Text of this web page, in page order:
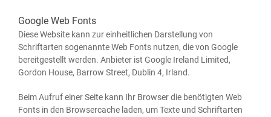
Google Web Fonts
Die­se Web­site kann zur ein­heit­li­chen Dar­stel­lung von
Schrift­ar­ten soge­nann­te Web Fonts nut­zen, die von Goog­le
bereit­ge­stellt wer­den. Anbie­ter ist Goog­le Ire­land Limi­t­ed,
Gor­don House, Bar­row Street, Dub­lin 4, Irland.
Beim Auf­ruf einer Sei­te kann Ihr Brow­ser die benö­tig­ten Web
Fonts in den Brow­ser­cache laden, um Tex­te und Schrift­ar­ten